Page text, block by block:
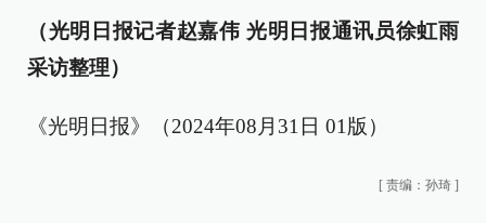
（光明日报记者赵嘉伟 光明日报通讯员徐虹雨
采访整理）
《光明日报》（2024年08月31日 01版）
[ 责编：孙琦 ]